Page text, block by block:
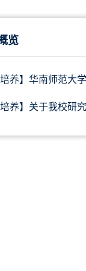
览
养】华南师范大
养】关于我校研